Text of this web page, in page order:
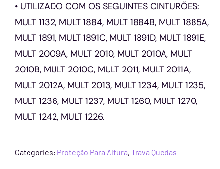
• UTILIZADO COM OS SEGUINTES CINTURÕES:
MULT 1132, MULT 1884, MULT 1884B, MULT 1885A,
MULT 1891, MULT 1891C, MULT 1891D, MULT 1891E,
MULT 2009A, MULT 2010, MULT 2010A, MULT
2010B, MULT 2010C, MULT 2011, MULT 2011A,
MULT 2012A, MULT 2013, MULT 1234, MULT 1235,
MULT 1236, MULT 1237, MULT 1260, MULT 1270,
MULT 1242, MULT 1226.
Categories: Proteção Para Altura, Trava Quedas